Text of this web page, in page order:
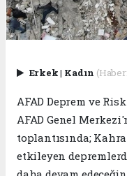
Erkek| Kadın
AFAD Deprem ve
AFAD Genel
toplantısında;
etkileyen